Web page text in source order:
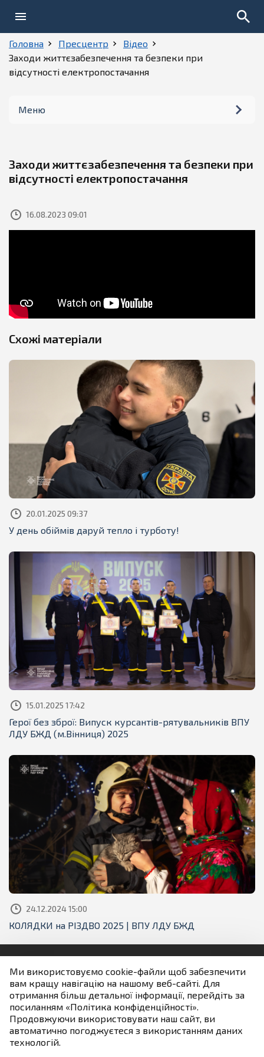
Головна Пресцентр
Відео
Заходи життєзабезпечення та безпеки при
відсутності електропостачання
Меню
Фото
Заходи життєзабезпечення та безпеки при
відсутності електропостачання
16.08.2023 09:01
Схожі матеріали
20.01.2025 09:37
У день обіймів даруй тепло і турботу!
15.01.2025 17:42
Герої без зброї: Випуск курсантів-рятувальників ВПУ
ЛДУ БЖД (м.Вінниця) 2025
24.12.2024 15:00
КОЛЯДКИ на РІЗДВО 2025 | ВПУ ЛДУ БЖД
Ми використовуємо cookie-файли щоб забезпечити
вам кращу навігацію на нашому веб-сайті. Для
отримання більш детальної інформації, перейдіть за
посиланням «Політика конфіденційності».
Продовжуючи використовувати наш сайт, ви
автоматично погоджуєтеся з використанням даних
технологій.
Якщо не зазначено інше всі матеріали розміщені на
умовах ліцензії
Людям із порушенням зору